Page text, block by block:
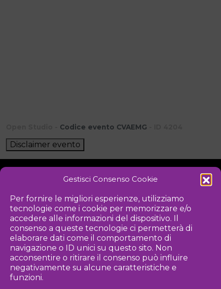
Gestisci Consenso Cookie
Per fornire le migliori esperienze, utilizziamo
tecnologie come i cookie per memorizzare e/o
accedere alle informazioni del dispositivo. Il
consenso a queste tecnologie ci permetterà di
elaborare dati come il comportamento di
navigazione o ID unici su questo sito. Non
acconsentire o ritirare il consenso può influire
negativamente su alcune caratteristiche e
funzioni.
Codice evento CVAEMG
Disclaimer evento
PRIVACY POLICY
Iniziativa
Associazione culturale per la promozione delle arti visive